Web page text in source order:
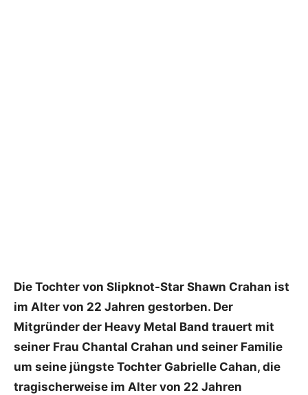
Die Tochter von Slipknot-Star Shawn Crahan ist
im Alter von 22 Jahren gestorben. Der
Mitgründer der Heavy Metal Band trauert mit
seiner Frau Chantal Crahan und seiner Familie
um seine jüngste Tochter Gabrielle Cahan, die
tragischerweise im Alter von 22 Jahren